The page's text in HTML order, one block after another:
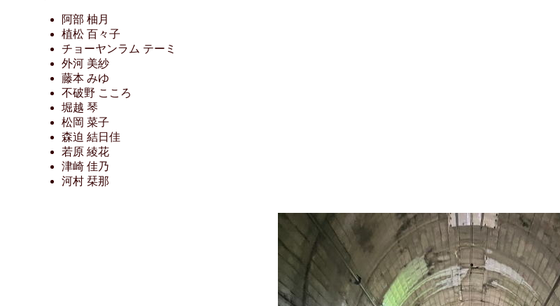
阿部 柚月
植松 百々子
チョーヤンラム テーミ
外河 美紗
藤本 みゆ
不破野 こころ
堀越 琴
松岡 菜子
森迫 結日佳
若原 綾花
津崎 佳乃
河村 栞那